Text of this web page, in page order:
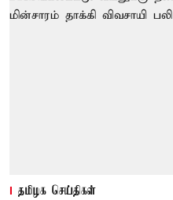
தமிழக செய்திகள்